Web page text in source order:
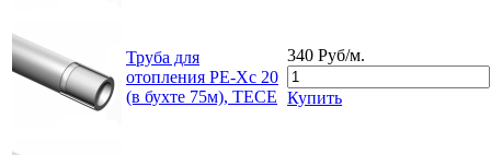
Труба для
отопления РЕ-Хс 20
(в бухте 75м), TECE
340 Руб/м.
Купить